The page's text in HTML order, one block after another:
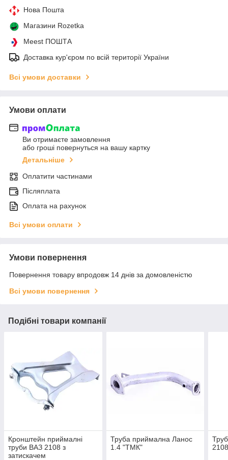
Нова Пошта
Магазини Rozetka
Meest ПОШТА
Доставка кур'єром по всій території України
Всі умови доставки
Умови оплати
Ви отримаєте замовлення
або гроші повернуться на вашу картку
Детальніше
Оплатити частинами
Післяплата
Оплата на рахунок
Всі умови оплати
Умови повернення
Повернення товару впродовж 14 днів за домовленістю
Всі умови повернення
Подібні товари компанії
Кронштейн приймалні
труби ВАЗ 2108 з
затискачем
Труба приймална Ланос
1.4 "ТМК"